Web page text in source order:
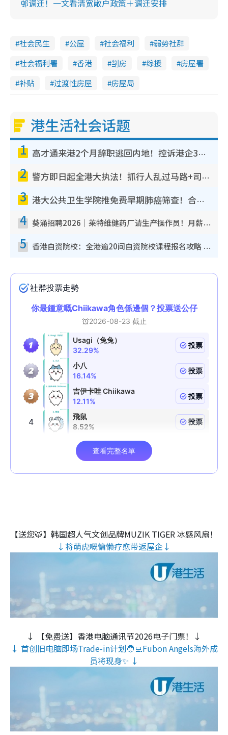
邨调迁！一文看清宽敞户政策＋调迁安排
社会民生 公屋 社会福利
弱势社群
社会福利署
香港 㓥房 综援
房屋署
补贴
过渡性房屋 房屋局
港生活社会话题
1 高才通来港2个月辞职逃回内地！控诉港企3宗罪，叹微管理极窒息
2 警方即日起全港大执法！抓行人乱过马路+司机不专注驾驶！乱过马路罚$2000
3 港大公共卫生学院推免费早期肺癌筛查！合资格人士将获全额资助定期血液化验/电脑断层扫描/风险评估
4 葵涌招聘2026｜莱特维健药厂请生产操作员！月薪高达$1.7万 冷气厂房/五天工作/保障双粮
5 香港自资院校：全港逾20间自资院校课程报名攻略 留位费可退/申请日期/报名链接
【送您🐯】韩国超人气文创品牌MUZIK TIGER 冰感风扇！
↓将萌虎嘅慵懒疗愈带返屋企↓
↓ 【免费送】香港电脑通讯节2026电子门票！↓
↓ 首创旧电脑即场Trade-in计划🧑‍💻Fubon Angels海外成
员将现身✨ ↓